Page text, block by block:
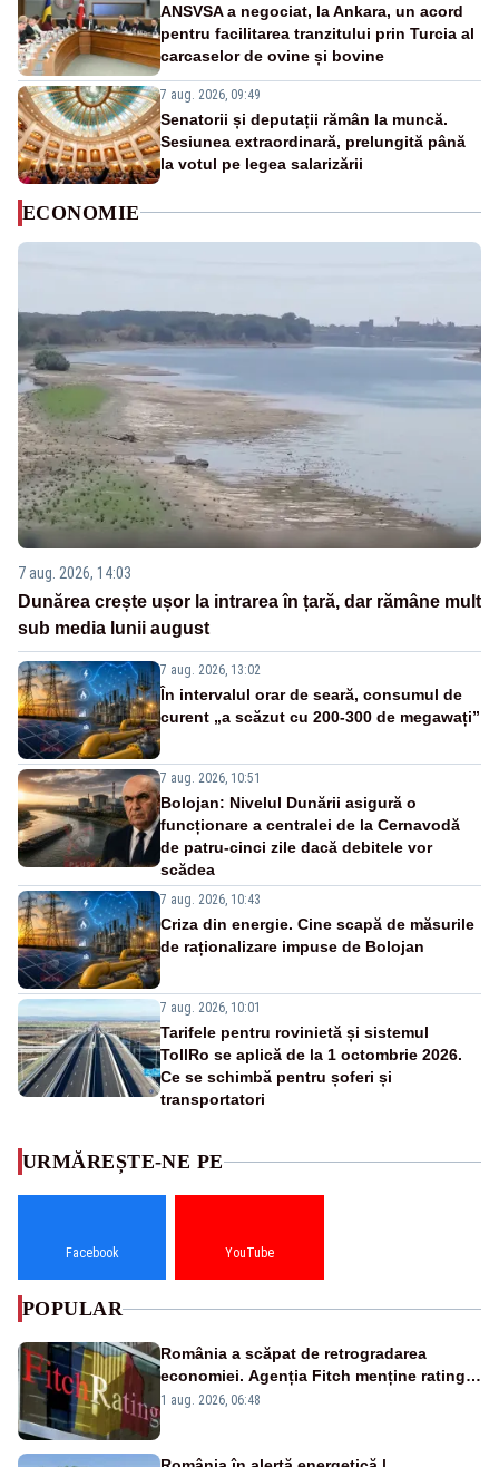
ANSVSA a negociat, la Ankara, un acord
pentru facilitarea tranzitului prin Turcia al
carcaselor de ovine și bovine
7 aug. 2026, 09:49
Senatorii și deputații rămân la muncă.
Sesiunea extraordinară, prelungită până
la votul pe legea salarizării
ECONOMIE
7 aug. 2026, 14:03
Dunărea crește ușor la intrarea în țară, dar rămâne mult
sub media lunii august
7 aug. 2026, 13:02
În intervalul orar de seară, consumul de
curent „a scăzut cu 200-300 de megawați”
7 aug. 2026, 10:51
Bolojan: Nivelul Dunării asigură o
funcționare a centralei de la Cernavodă
de patru-cinci zile dacă debitele vor
scădea
7 aug. 2026, 10:43
Criza din energie. Cine scapă de măsurile
de raționalizare impuse de Bolojan
7 aug. 2026, 10:01
Tarifele pentru rovinietă și sistemul
TollRo se aplică de la 1 octombrie 2026.
Ce se schimbă pentru șoferi și
transportatori
URMĂREȘTE-NE PE
Facebook YouTube
POPULAR
România a scăpat de retrogradarea
economiei. Agenția Fitch menține ratingul
„BBB-” cu perspectivă negativă
1 aug. 2026, 06:48